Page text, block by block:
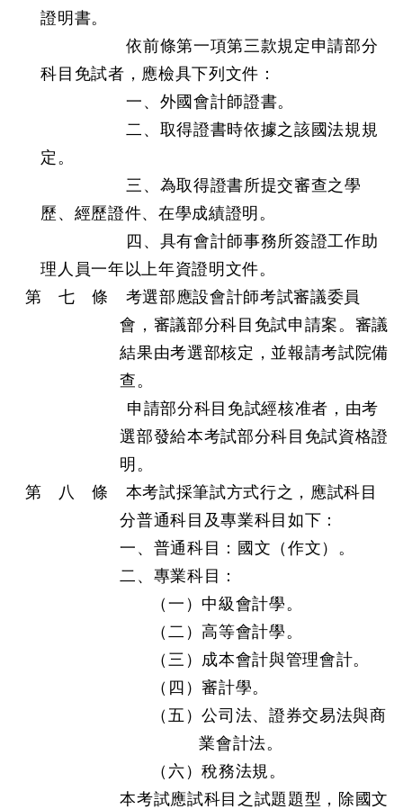
證明書。
依前條第一項第三款規定申請部分
科目免試者，應檢具下列文件：
一、外國會計師證書。
二、取得證書時依據之該國法規規
定。
三、為取得證書所提交審查之學
歷、經歷證件、在學成績證明。
四、具有會計師事務所簽證工作助
理人員一年以上年資證明文件。
第 七 條 考選部應設會計師考試審議委員
會，審議部分科目免試申請案。審議
結果由考選部核定，並報請考試院備
查。
申請部分科目免試經核准者，由考
選部發給本考試部分科目免試資格證
明。
第 八 條 本考試採筆試方式行之，應試科目
分普通科目及專業科目如下：
一、普通科目：國文（作文）。
二、專業科目：
（一）中級會計學。
（二）高等會計學。
（三）成本會計與管理會計。
（四）審計學。
（五）公司法、證券交易法與商
業會計法。
（六）稅務法規。
本考試應試科目之試題題型，除國文